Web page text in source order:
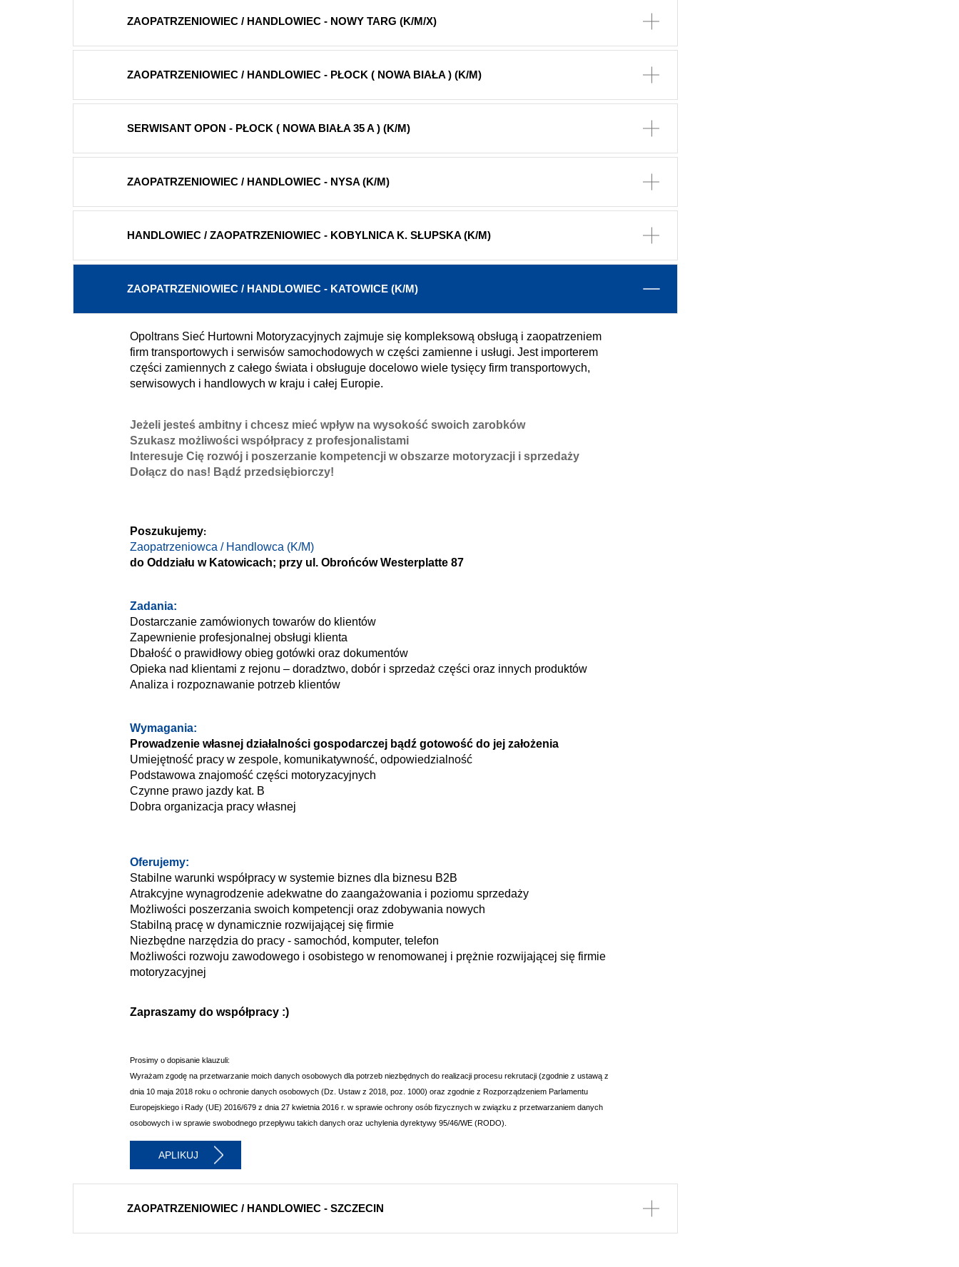
ZAOPATRZENIOWIEC / HANDLOWIEC - NOWY TARG (K/M/X)
ZAOPATRZENIOWIEC / HANDLOWIEC - PŁOCK ( NOWA BIAŁA ) (K/M)
SERWISANT OPON - PŁOCK ( NOWA BIAŁA 35 A ) (K/M)
ZAOPATRZENIOWIEC / HANDLOWIEC - NYSA (K/M)
HANDLOWIEC / ZAOPATRZENIOWIEC - KOBYLNICA K. SŁUPSKA (K/M)
ZAOPATRZENIOWIEC / HANDLOWIEC - KATOWICE (K/M)
Opoltrans Sieć Hurtowni Motoryzacyjnych zajmuje się kompleksową obsługą i zaopatrzeniem
firm transportowych i serwisów samochodowych w części zamienne i usługi. Jest importerem
części zamiennych z całego świata i obsługuje docelowo wiele tysięcy firm transportowych,
serwisowych i handlowych w kraju i całej Europie.
Jeżeli jesteś ambitny i chcesz mieć wpływ na wysokość swoich zarobków
Szukasz możliwości współpracy z profesjonalistami
Interesuje Cię rozwój i poszerzanie kompetencji w obszarze motoryzacji i sprzedaży
Dołącz do nas! Bądź przedsiębiorczy!
Poszukujemy:
Zaopatrzeniowca / Handlowca (K/M)
do Oddziału w Katowicach; przy ul. Obrońców Westerplatte 87
Zadania:
Dostarczanie zamówionych towarów do klientów
Zapewnienie profesjonalnej obsługi klienta
Dbałość o prawidłowy obieg gotówki oraz dokumentów
Opieka nad klientami z rejonu – doradztwo, dobór i sprzedaż części oraz innych produktów
Analiza i rozpoznawanie potrzeb klientów
Wymagania:
Prowadzenie własnej działalności gospodarczej bądź gotowość do jej założenia
Umiejętność pracy w zespole, komunikatywność, odpowiedzialność
Podstawowa znajomość części motoryzacyjnych
Czynne prawo jazdy kat. B
Dobra organizacja pracy własnej
Oferujemy:
Stabilne warunki współpracy w systemie biznes dla biznesu B2B
Atrakcyjne wynagrodzenie adekwatne do zaangażowania i poziomu sprzedaży
Możliwości poszerzania swoich kompetencji oraz zdobywania nowych
Stabilną pracę w dynamicznie rozwijającej się firmie
Niezbędne narzędzia do pracy - samochód, komputer, telefon
Możliwości rozwoju zawodowego i osobistego w renomowanej i prężnie rozwijającej się firmie
motoryzacyjnej
Zapraszamy do współpracy :)
Prosimy o dopisanie klauzuli:
Wyrażam zgodę na przetwarzanie moich danych osobowych dla potrzeb niezbędnych do realizacji procesu rekrutacji (zgodnie z ustawą z
dnia 10 maja 2018 roku o ochronie danych osobowych (Dz. Ustaw z 2018, poz. 1000) oraz zgodnie z Rozporządzeniem Parlamentu
Europejskiego i Rady (UE) 2016/679 z dnia 27 kwietnia 2016 r. w sprawie ochrony osób fizycznych w związku z przetwarzaniem danych
osobowych i w sprawie swobodnego przepływu takich danych oraz uchylenia dyrektywy 95/46/WE (RODO).
APLIKUJ
ZAOPATRZENIOWIEC / HANDLOWIEC - SZCZECIN